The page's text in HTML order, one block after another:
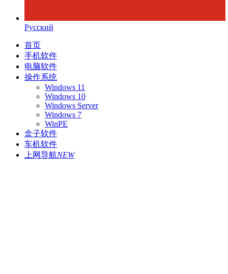
Русский
首页
手机软件
电脑软件
操作系统
Windows 11
Windows 10
Windows Server
Windows 7
WinPE
盒子软件
车机软件
上网导航NEW